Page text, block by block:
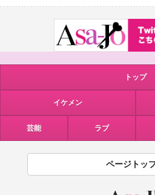
トップ
イケメン
芸能 ラブ
ページトッ